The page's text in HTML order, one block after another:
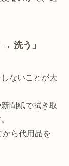
洗う」
ないことが大
聞紙で拭き取
ら代用品を